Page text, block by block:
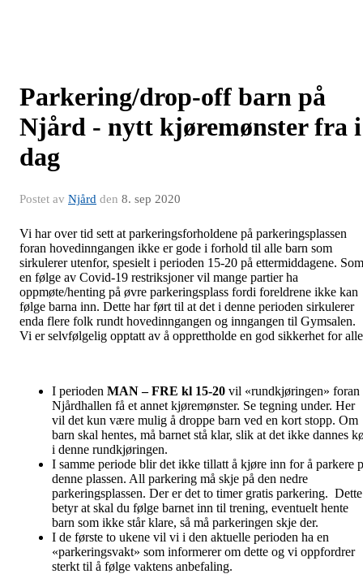
Parkering/drop-off barn på
Njård - nytt kjøremønster fra i
dag
Postet av Njård den 8. sep 2020
Vi har over tid sett at parkeringsforholdene på parkeringsplassen
foran hovedinngangen ikke er gode i forhold til alle barn som
sirkulerer utenfor, spesielt i perioden 15-20 på ettermiddagene. Som
en følge av Covid-19 restriksjoner vil mange partier ha
oppmøte/henting på øvre parkeringsplass fordi foreldrene ikke kan
følge barna inn. Dette har ført til at det i denne perioden sirkulerer
enda flere folk rundt hovedinngangen og inngangen til Gymsalen.
Vi er selvfølgelig opptatt av å opprettholde en god sikkerhet for
I perioden MAN – FRE kl 15-20 vil «rundkjøringen» foran
Njårdhallen få et annet kjøremønster. Se tegning under. Her
vil det kun være mulig å droppe barn ved en kort stopp. Om
barn skal hentes, må barnet stå klar, slik at det ikke dannes
i denne rundkjøringen.
I samme periode blir det ikke tillatt å kjøre inn for å parkere
denne plassen. All parkering må skje på den nedre
parkeringsplassen. Der er det to timer gratis parkering. Dette
betyr at skal du følge barnet inn til trening, eventuelt hente
barn som ikke står klare, så må parkeringen skje der.
I de første to ukene vil vi i den aktuelle perioden ha en
«parkeringsvakt» som informerer om dette og vi oppfordrer
sterkt til å følge vaktens anbefaling.